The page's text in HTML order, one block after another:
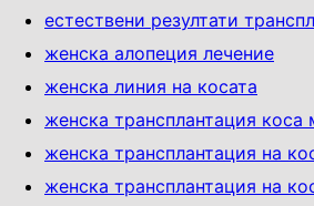
естествени резултати
женска алопеция лечение
женска линия на косата
женска трансплантация коса
женска трансплантация на
женска трансплантация на